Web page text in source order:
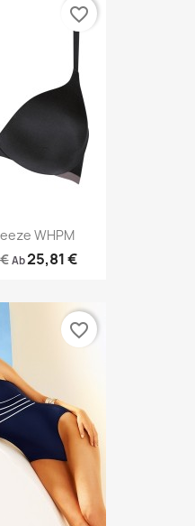
WHPM
Ab25,81 €
favorite_border
favorite_border